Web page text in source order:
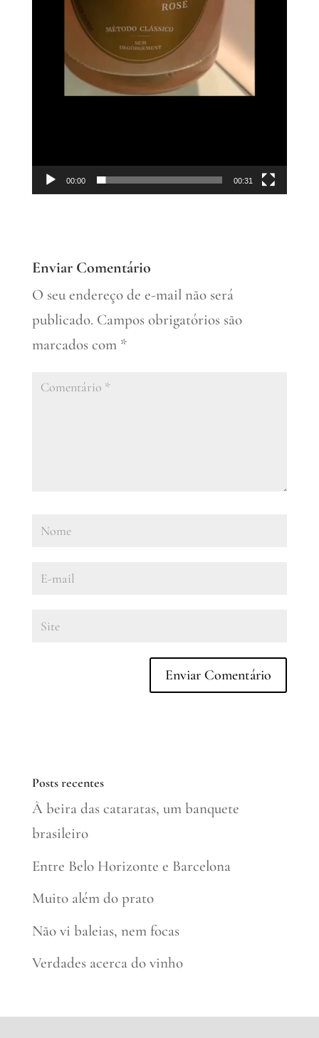
00:00 00:31
Enviar Comentário
O seu endereço de e-mail não será
publicado. Campos obrigatórios são
marcados com *
Posts recentes
À beira das cataratas, um banquete
brasileiro
Entre Belo Horizonte e Barcelona
Muito além do prato
Não vi baleias, nem focas
Verdades acerca do vinho